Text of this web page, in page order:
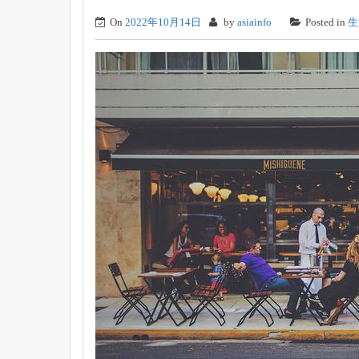
On 2022年10月14日 by asiainfo Posted in